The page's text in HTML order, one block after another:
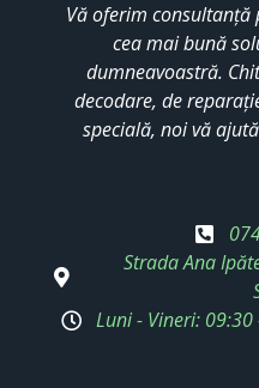
Vă oferim
cea mai bună
dumneavoastră.
decodare, de
specială, noi vă
Strada Ana
Luni - Vineri: 09:30